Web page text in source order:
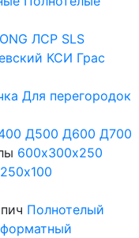
ЛСР SLS
КСИ Грас
Для перегородок
Д500 Д600 Д700
600х300х250
Полнотелый